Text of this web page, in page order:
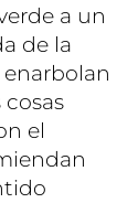
a un
de la
el